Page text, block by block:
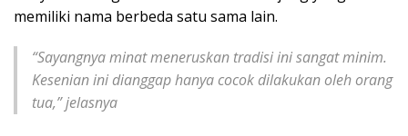
memiliki nama berbeda satu sama lain.
“Sayangnya minat meneruskan tradisi ini sangat minim.
Kesenian ini dianggap hanya cocok dilakukan oleh orang
tua,” jelasnya